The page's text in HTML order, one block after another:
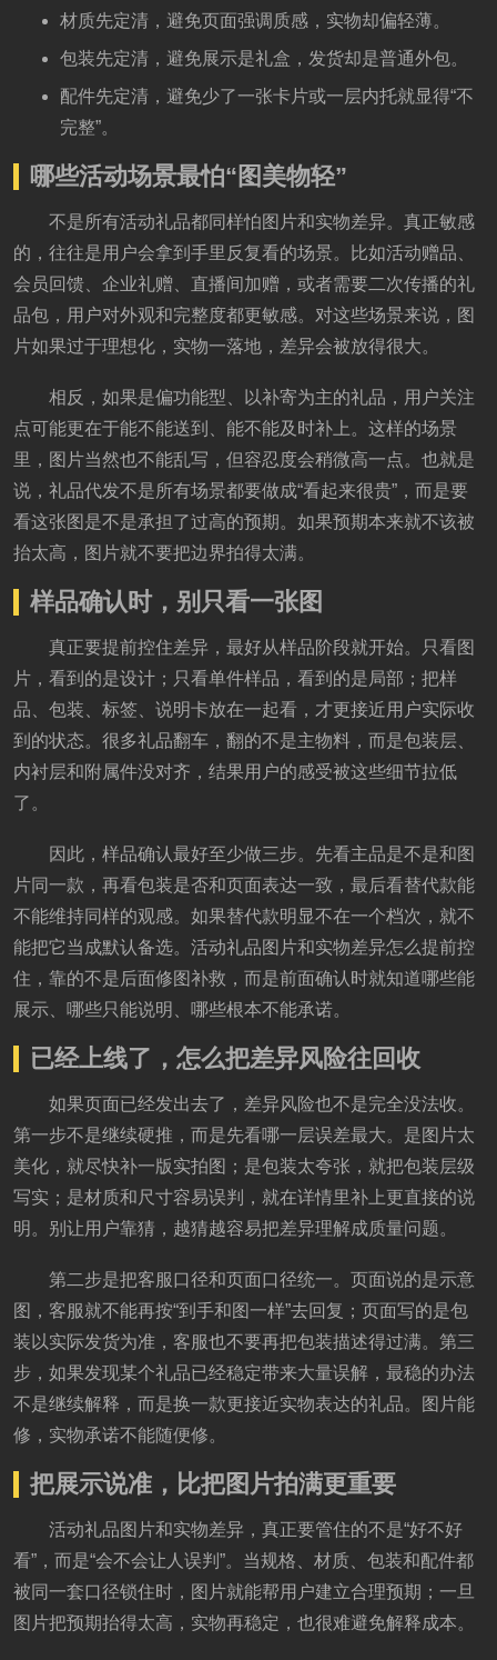
材质先定清，避免页面强调质感，实物却偏轻薄。
包装先定清，避免展示是礼盒，发货却是普通外包。
配件先定清，避免少了一张卡片或一层内托就显得“不
完整”。
哪些活动场景最怕“图美物轻”
不是所有活动礼品都同样怕图片和实物差异。真正敏感
的，往往是用户会拿到手里反复看的场景。比如活动赠品、
会员回馈、企业礼赠、直播间加赠，或者需要二次传播的礼
品包，用户对外观和完整度都更敏感。对这些场景来说，图
片如果过于理想化，实物一落地，差异会被放得很大。
相反，如果是偏功能型、以补寄为主的礼品，用户关注
点可能更在于能不能送到、能不能及时补上。这样的场景
里，图片当然也不能乱写，但容忍度会稍微高一点。也就是
说，礼品代发不是所有场景都要做成“看起来很贵”，而是要
看这张图是不是承担了过高的预期。如果预期本来就不该被
抬太高，图片就不要把边界拍得太满。
样品确认时，别只看一张图
真正要提前控住差异，最好从样品阶段就开始。只看图
片，看到的是设计；只看单件样品，看到的是局部；把样
品、包装、标签、说明卡放在一起看，才更接近用户实际收
到的状态。很多礼品翻车，翻的不是主物料，而是包装层、
内衬层和附属件没对齐，结果用户的感受被这些细节拉低
了。
因此，样品确认最好至少做三步。先看主品是不是和图
片同一款，再看包装是否和页面表达一致，最后看替代款能
不能维持同样的观感。如果替代款明显不在一个档次，就不
能把它当成默认备选。活动礼品图片和实物差异怎么提前控
住，靠的不是后面修图补救，而是前面确认时就知道哪些能
展示、哪些只能说明、哪些根本不能承诺。
已经上线了，怎么把差异风险往回收
如果页面已经发出去了，差异风险也不是完全没法收。
第一步不是继续硬推，而是先看哪一层误差最大。是图片太
美化，就尽快补一版实拍图；是包装太夸张，就把包装层级
写实；是材质和尺寸容易误判，就在详情里补上更直接的说
明。别让用户靠猜，越猜越容易把差异理解成质量问题。
第二步是把客服口径和页面口径统一。页面说的是示意
图，客服就不能再按“到手和图一样”去回复；页面写的是包
装以实际发货为准，客服也不要再把包装描述得过满。第三
步，如果发现某个礼品已经稳定带来大量误解，最稳的办法
不是继续解释，而是换一款更接近实物表达的礼品。图片能
修，实物承诺不能随便修。
把展示说准，比把图片拍满更重要
活动礼品图片和实物差异，真正要管住的不是“好不好
看”，而是“会不会让人误判”。当规格、材质、包装和配件都
被同一套口径锁住时，图片就能帮用户建立合理预期；一旦
图片把预期抬得太高，实物再稳定，也很难避免解释成本。